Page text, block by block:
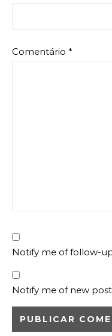
Comentário *
Notify me of follow-
Notify me of new